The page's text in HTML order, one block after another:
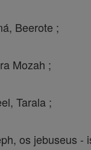
Beerote ;
Mozah ;
Tarala ;
os jebuseus -